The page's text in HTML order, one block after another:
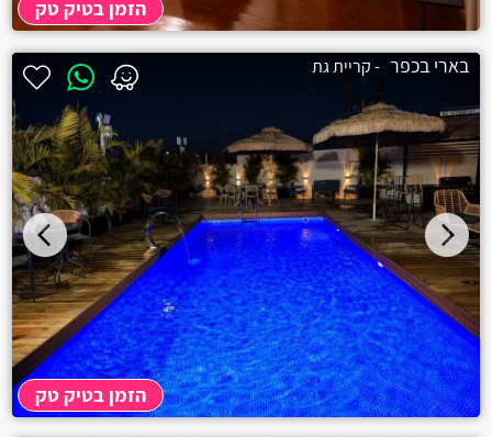
הזמן בטיק טק
בארי בכפר - קריית גת
הזמן בטיק טק